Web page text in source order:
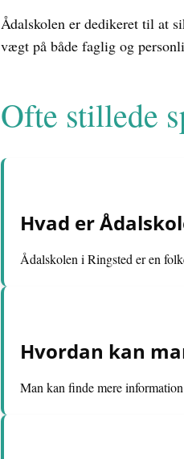
Ådalskolen er dedikeret til at
vægt på både faglig og
Ofte stillede
Hvad er
Ådalskolen i Ringsted er en
Hvordan kan
Man kan finde mere